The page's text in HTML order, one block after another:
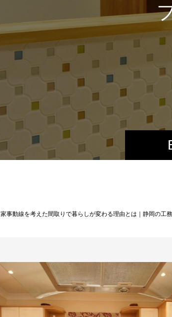
家事動線を考えた間取りで暮らしが変わる理由とは｜静岡の工